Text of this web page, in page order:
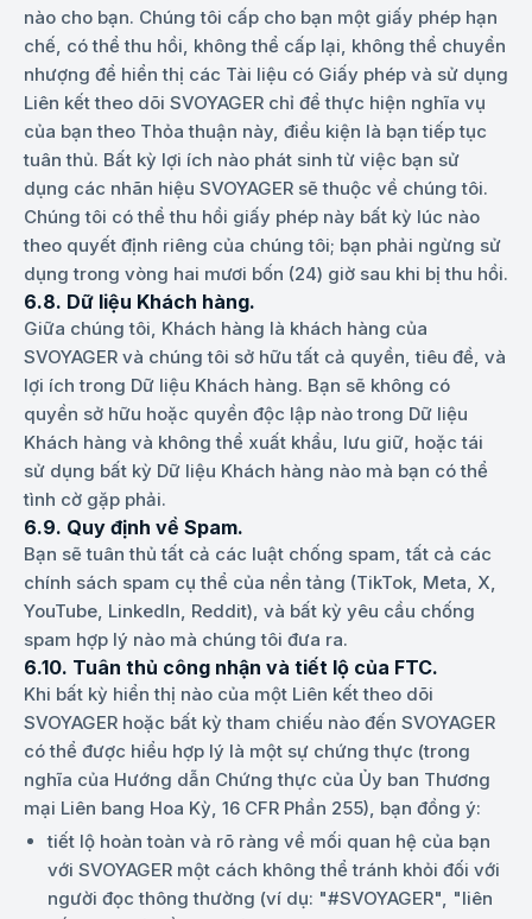
nào cho bạn. Chúng tôi cấp cho bạn một giấy phép hạn
chế, có thể thu hồi, không thể cấp lại, không thể chuyển
nhượng để hiển thị các Tài liệu có Giấy phép và sử dụng
Liên kết theo dõi SVOYAGER chỉ để thực hiện nghĩa vụ
của bạn theo Thỏa thuận này, điều kiện là bạn tiếp tục
tuân thủ. Bất kỳ lợi ích nào phát sinh từ việc bạn sử
dụng các nhãn hiệu SVOYAGER sẽ thuộc về chúng tôi.
Chúng tôi có thể thu hồi giấy phép này bất kỳ lúc nào
theo quyết định riêng của chúng tôi; bạn phải ngừng sử
dụng trong vòng hai mươi bốn (24) giờ sau khi bị thu hồi.
6.8. Dữ liệu Khách hàng.
Giữa chúng tôi, Khách hàng là khách hàng của
SVOYAGER và chúng tôi sở hữu tất cả quyền, tiêu đề, và
lợi ích trong Dữ liệu Khách hàng. Bạn sẽ không có
quyền sở hữu hoặc quyền độc lập nào trong Dữ liệu
Khách hàng và không thể xuất khẩu, lưu giữ, hoặc tái
sử dụng bất kỳ Dữ liệu Khách hàng nào mà bạn có thể
tình cờ gặp phải.
6.9. Quy định về Spam.
Bạn sẽ tuân thủ tất cả các luật chống spam, tất cả các
chính sách spam cụ thể của nền tảng (TikTok, Meta, X,
YouTube, LinkedIn, Reddit), và bất kỳ yêu cầu chống
spam hợp lý nào mà chúng tôi đưa ra.
6.10. Tuân thủ công nhận và tiết lộ của FTC.
Khi bất kỳ hiển thị nào của một Liên kết theo dõi
SVOYAGER hoặc bất kỳ tham chiếu nào đến SVOYAGER
có thể được hiểu hợp lý là một sự chứng thực (trong
nghĩa của Hướng dẫn Chứng thực của Ủy ban Thương
mại Liên bang Hoa Kỳ, 16 CFR Phần 255), bạn đồng ý:
tiết lộ hoàn toàn và rõ ràng về mối quan hệ của bạn
với SVOYAGER một cách không thể tránh khỏi đối với
người đọc thông thường (ví dụ: "#SVOYAGER", "liên